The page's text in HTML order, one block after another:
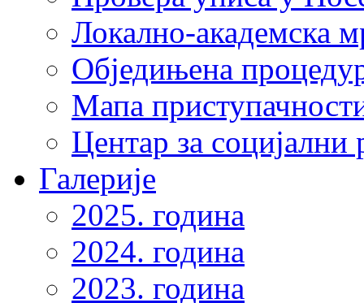
Локално-академска
Обједињена
Мапа
Центар за
Галерије
2025. година
2024. година
2023. година